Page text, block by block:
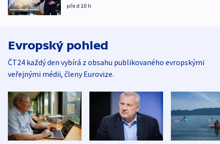
před 10 h
Evropský pohled
ČT24 každý den vybírá z obsahu publikovaného evropskými
veřejnými médii, členy Eurovize.